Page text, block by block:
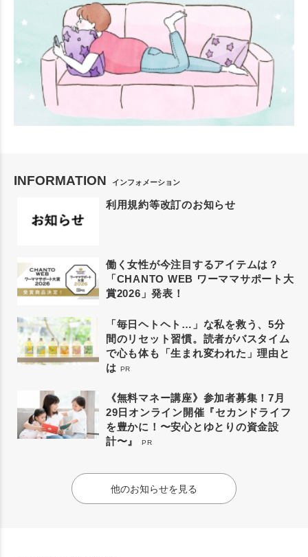
INFORMATION インフォメーション
利用規約等改訂のお知らせ
働く女性が今注目するアイテムは？
「CHANTO WEB ワーママサポート大
賞2026」発表！
「毎日ヘトヘト…」な私を救う、5分
間のリセット習慣。読者がバスタイム
で心も体も「生まれ変われた」理由と
は PR
《無料マネー講座》参加者募集！7月
29日オンライン開催『セカンドライフ
を豊かに！〜安心とゆとりの資金設
計〜』
PR
他のお知らせを見る